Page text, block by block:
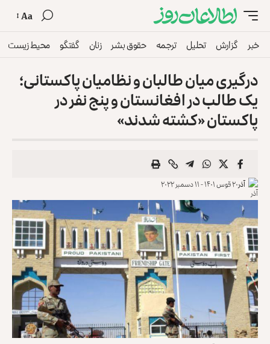
Aa
خبر گزارش تحلیل ترجمه حقوق بشر زنان گفتگو محیط زیست
درگیری میان طالبان و نظامیان پاکستانی؛
یک طالب در افغانستان و پنج نفر در
پاکستان «کشته شدند»
آذر۲۰ قوس ۱۴۰۱ - ۱۱ دسمبر ۲۰۲۲